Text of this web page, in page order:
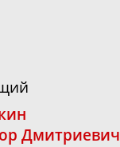
Дмитриевич